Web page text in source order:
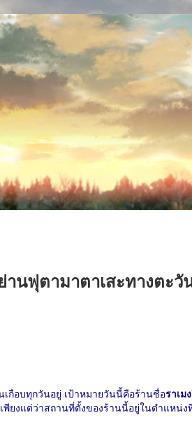
านฟุตามาตาเสะทางตะ
กือบทุกวันอยู่ เป้าหมายวันนี้คือร้านชื่อราเม
พียงแต่ว่าสถานที่ตั้งของร้านนี้อยู่ในตำแหน่